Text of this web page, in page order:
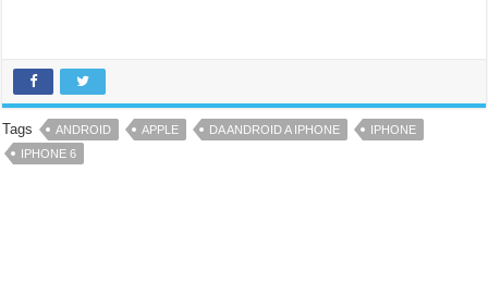
Tags ANDROID APPLE DA ANDROID A IPHONE
IPHONE
IPHONE 6